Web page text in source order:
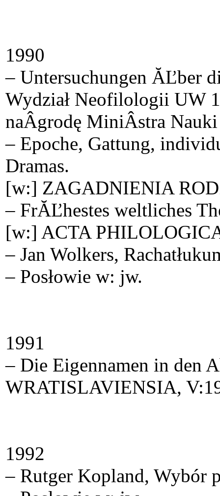
1990
– Untersuchungen ĂĽber
Wydział Neofilologii UW
naÂ­grodę MiniÂ­stra
– Epoche, Gattung,
Dramas.
[w:] ZAGADNIENIA
– FrĂĽhestes weltliches
[w:] ACTA
– Jan Wolkers,
– Posłowie w: jw.
1991
– Die Eigennamen in den
WRATISLAVIENSIA,
1992
– Rutger Kopland, Wybór